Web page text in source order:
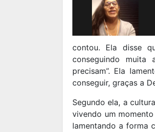
contou. Ela disse
conseguindo muita
precisam”. Ela
conseguir, graças a
Segundo ela, a
vivendo um
lamentando a forma